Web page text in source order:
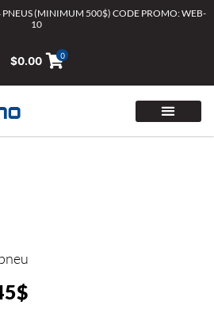
PNEUS (MINIMUM 500$) CODE PROMO: WEB-
10
$0.00 0